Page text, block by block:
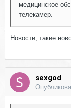
медицинское
телекамер.
Новости, такие
sexgod